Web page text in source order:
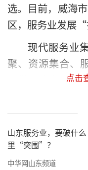
选。目前，威海
区，服务业发展
现代服务业
聚、资源集合、
领带动能力。依
古所·牡蛎文旅
蛎文化为主题的
区深入挖掘牡蛎
蛎+养生”“牡蛎
点击
山东服务业，要破什
里“突围”？
中华网山东频道